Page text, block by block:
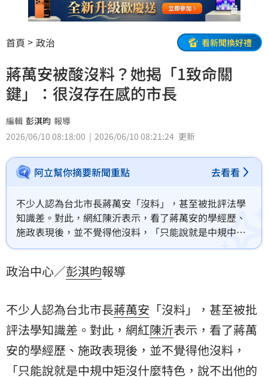
首頁 政治 看新聞換好禮
蔣萬安被酸沒料？她揭「1致命關
鍵」：很沒存在感的市長
編輯 彭淇昀 報導
2026/06/10 08:18:00
2026/06/10 08:21:24 更新
阿立幫你摘要新聞重點 去看看
不少人認為台北市長蔣萬安「沒料」，甚至被批評法學
知識差。對此，網紅陳沂表示，看了蔣萬安的學經歷、
施政表現後，並不覺得他沒料，「只能說就是中規中矩
沒什麼特色，說不出他的政績，但也想不到他犯了什麼
政治中心／彭淇昀報導
不少人認為台北市長蔣萬安 「沒料」，甚至被批
評法學知識差。對此，網紅陳沂表示，看了蔣萬
安的學經歷、施政表現後，並不覺得他沒料，
「只能說就是中規中矩沒什麼特色，說不出他的